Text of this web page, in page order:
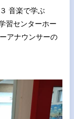
音楽で学ぶ
習センターホー
アナウンサーの